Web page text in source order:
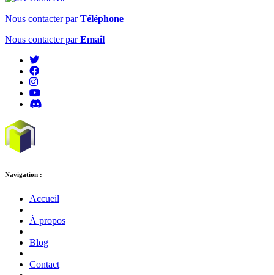
Nous contacter parTéléphone
Nous contacter parEmail
Navigation :
Accueil
À propos
Blog
Contact